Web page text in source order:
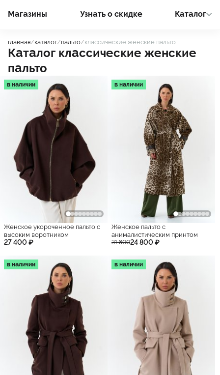
Магазины Узнать о cкидке Каталог
главная/каталог/пальто/классические женские пальто
Каталог классические женские
пальто
в наличии
Женское укороченное пальто с
высоким воротником
27 400 ₽
в наличии
Женское пальто с
анималистическим принтом
31 80024 800 ₽
в наличии в наличии